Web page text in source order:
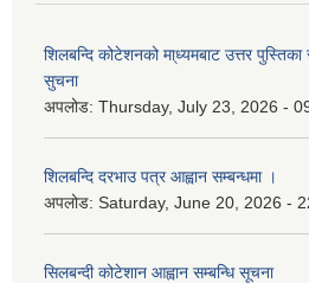
शिलबन्दि कोटेशनको मा्ध्यमबाट उत्तर
सुचना
अपलोड: Thursday, July 23, 2026 -
शिलबन्दि दरभाउ पत्र आह्वान सम्बन्धमा ।
अपलोड: Saturday, June 20, 2026 -
सिलबन्दी कोटेशान आह्वान सम्बन्धि सूचना